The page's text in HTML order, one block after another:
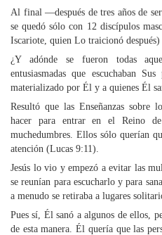
Al final —después de tres años de
se quedó sólo con 12 discípulos
Iscariote, quien Lo traicionó
¿Y adónde se fueron todas
entusiasmadas que escuchaban
materializado por Él y a quienes Él
Resultó que las Enseñanzas sobre
hacer para entrar en el Reino
muchedumbres. Ellos sólo querían
atención (Lucas 9:11).
Jesús lo vio y empezó a evitar las
se reunían para escucharlo y para
a menudo se retiraba a lugares
Pues sí, Él sanó a algunos de ellos,
de esta manera. Él quería que las